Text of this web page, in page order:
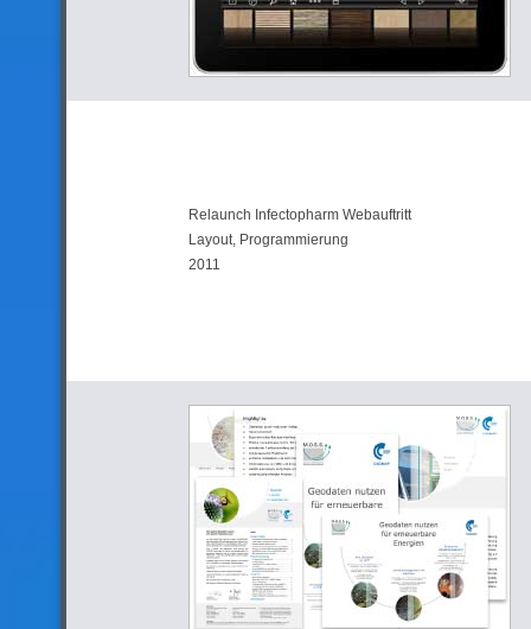
Relaunch Infectopharm Webauftritt
Layout, Programmierung
2011